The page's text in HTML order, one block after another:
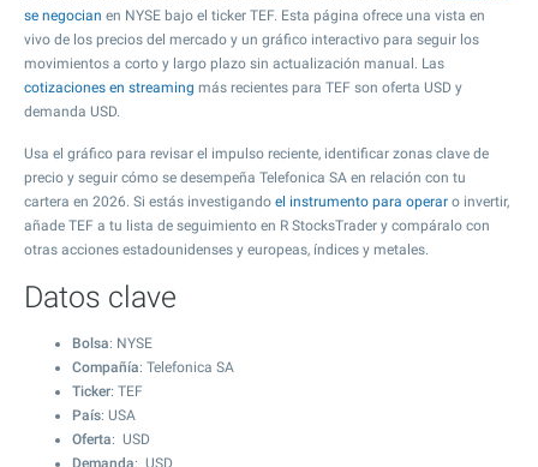
se negocian en NYSE bajo el ticker TEF. Esta página ofrece una vista en
vivo de los precios del mercado y un gráfico interactivo para seguir los
movimientos a corto y largo plazo sin actualización manual. Las
cotizaciones en streaming más recientes para TEF son oferta USD y
demanda USD.
Usa el gráfico para revisar el impulso reciente, identificar zonas clave de
precio y seguir cómo se desempeña Telefonica SA en relación con tu
cartera en 2026. Si estás investigando el instrumento para operar o invertir,
añade TEF a tu lista de seguimiento en R StocksTrader y compáralo con
otras acciones estadounidenses y europeas, índices y metales.
Datos clave
Bolsa: NYSE
Compañía: Telefonica SA
Ticker: TEF
País: USA
Oferta: USD
Demanda: USD